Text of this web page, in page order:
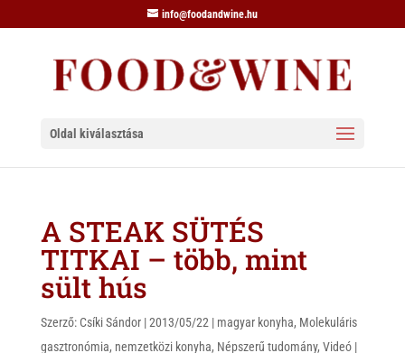
info@foodandwine.hu
Oldal kiválasztása
A STEAK SÜTÉS
TITKAI – több, mint
sült hús
Szerző: Csíki Sándor|2013/05/22 | magyar konyha, Molekuláris
gasztronómia, nemzetközi konyha, Népszerű tudomány, Videó|